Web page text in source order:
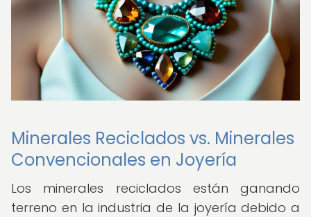
Minerales Reciclados vs. Minerales
Convencionales en Joyería
Los minerales reciclados están ganando
terreno en la industria de la joyería debido a